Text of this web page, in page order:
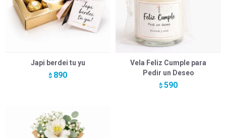
Japi berdei tu yu
$ 890
Vela Feliz Cumple para
Pedir un Deseo
$ 590